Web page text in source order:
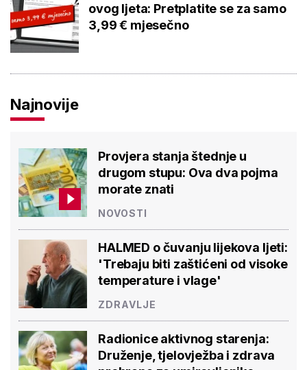
ovog ljeta: Pretplatite se za samo
3,99 € mjesečno
Najnovije
Provjera stanja štednje u
drugom stupu: Ova dva pojma
morate znati
NOVOSTI
HALMED o čuvanju lijekova ljeti:
'Trebaju biti zaštićeni od visoke
temperature i vlage'
ZDRAVLJE
Radionice aktivnog starenja:
Druženje, tjelovježba i zdrava